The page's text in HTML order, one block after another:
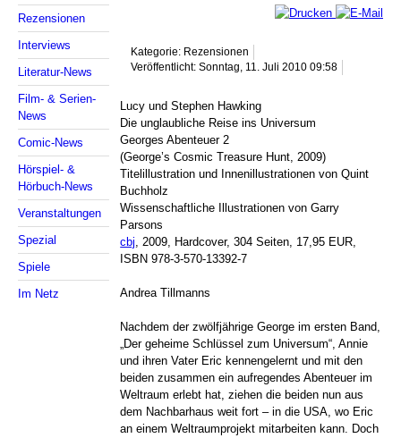
Rezensionen
Interviews
Literatur-News
Film- & Serien-
News
Comic-News
Hörspiel- &
Hörbuch-News
Veranstaltungen
Spezial
Spiele
Im Netz
Kategorie: Rezensionen
Veröffentlicht: Sonntag, 11. Juli 2010 09:58
Lucy und Stephen Hawking
Die unglaubliche Reise ins Universum
Georges Abenteuer 2
(George’s Cosmic Treasure Hunt, 2009)
Titelillustration und Innenillustrationen von Quint
Buchholz
Wissenschaftliche Illustrationen von Garry
Parsons
cbj , 2009, Hardcover, 304 Seiten, 17,95 EUR,
ISBN 978-3-570-13392-7
Andrea Tillmanns
Nachdem der zwölfjährige George im ersten Band,
„Der geheime Schlüssel zum Universum“, Annie
und ihren Vater Eric kennengelernt und mit den
beiden zusammen ein aufregendes Abenteuer im
Weltraum erlebt hat, ziehen die beiden nun aus
dem Nachbarhaus weit fort – in die USA, wo Eric
an einem Weltraumprojekt mitarbeiten kann. Doch